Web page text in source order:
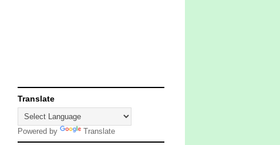
Translate
Powered by Translate